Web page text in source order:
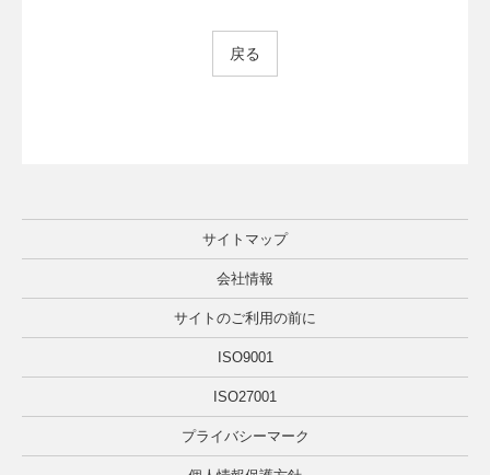
戻る
サイトマップ
会社情報
サイトのご利用の前に
ISO9001
ISO27001
プライバシーマーク